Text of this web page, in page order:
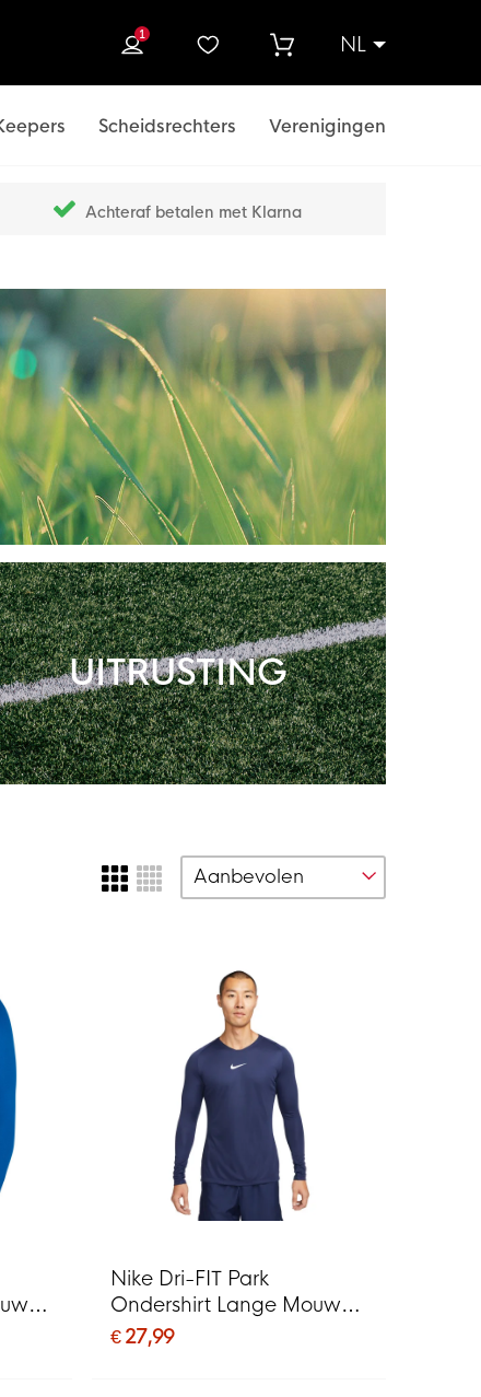
NL
1
Scheidsrechters Verenigingen
Achteraf betalen met Klarna
UITRUSTING
Nike Dri-FIT Park
Ondershirt Lange Mouwen
Donkerblauw Wit
€ 27,99